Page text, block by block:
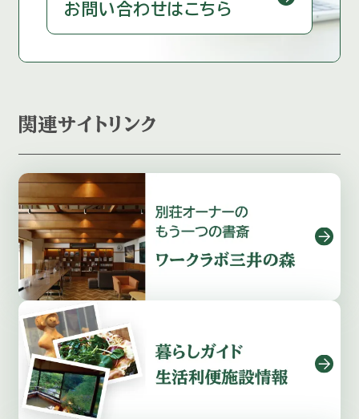
お問い合わせはこちら
関連サイトリンク